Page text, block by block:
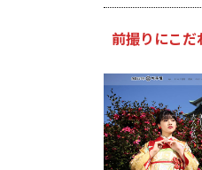
前撮りにこだ